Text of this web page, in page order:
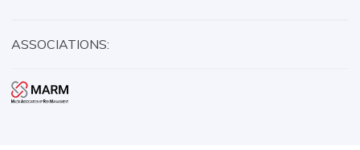
ASSOCIATIONS: